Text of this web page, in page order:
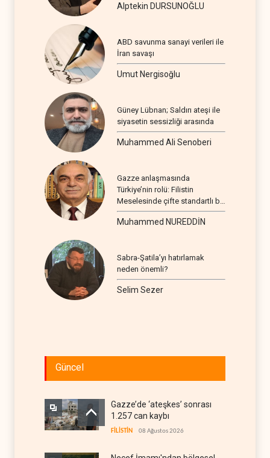
Alptekin DURSUNOĞLU
ABD savunma sanayi verileri ile
İran savaşı
Umut Nergisoğlu
Güney Lübnan; Saldırı ateşi ile
siyasetin sessizliği arasında
Muhammed Ali Senoberi
Gazze anlaşmasında
Türkiye’nin rolü: Filistin
Meselesinde çifte standartlı bir
seyir
Muhammed NUREDDİN
Sabra-Şatila’yı hatırlamak
neden önemli?
Selim Sezer
Güncel
Gazze’de ‘ateşkes’ sonrası
1.257 can kaybı
FİLİSTİN 08 Ağustos 2026